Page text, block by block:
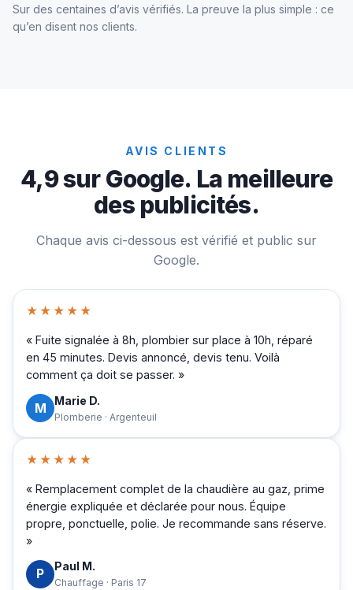
Sur des centaines d’avis vérifiés. La preuve la plus simple : ce
qu’en disent nos clients.
AVIS CLIENTS
4,9 sur Google. La meilleure
des publicités.
Chaque avis ci-dessous est vérifié et public sur
Google.
★★★★★
« Fuite signalée à 8h, plombier sur place à 10h, réparé
en 45 minutes. Devis annoncé, devis tenu. Voilà
comment ça doit se passer. »
M Marie D.
Plomberie · Argenteuil
★★★★★
« Remplacement complet de la chaudière au gaz, prime
énergie expliquée et déclarée pour nous. Équipe
propre, ponctuelle, polie. Je recommande sans réserve.
»
P Paul M.
Chauffage · Paris 17